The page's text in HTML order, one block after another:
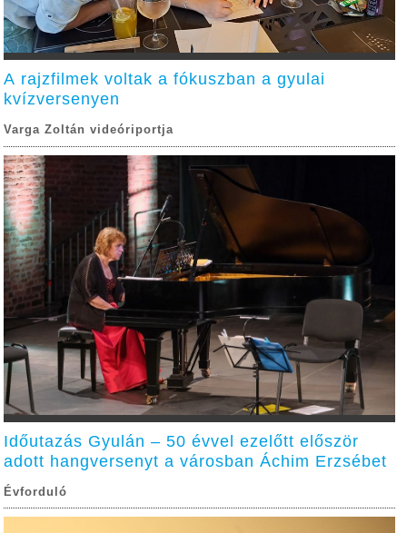
A rajzfilmek voltak a fókuszban a gyulai
kvízversenyen
Varga Zoltán videóriportja
Időutazás Gyulán – 50 évvel ezelőtt először
adott hangversenyt a városban Áchim Erzsébet
Évforduló